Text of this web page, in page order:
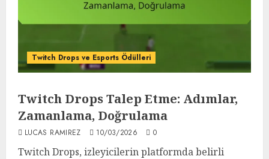
Twitch Drops ve Esports Ödülleri
Twitch Drops Talep Etme: Adımlar,
Zamanlama, Doğrulama
LUCAS RAMIREZ 10/03/2026 0
Twitch Drops, izleyicilerin platformda belirli